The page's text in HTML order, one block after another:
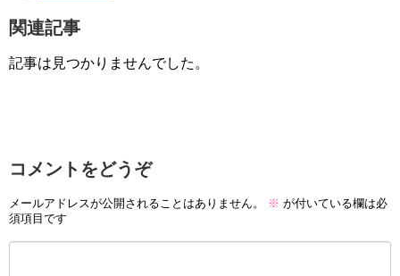
関連記事
記事は見つかりませんでした。
コメントをどうぞ
メールアドレスが公開されることはありません。 ※ が付いている欄は必
須項目です